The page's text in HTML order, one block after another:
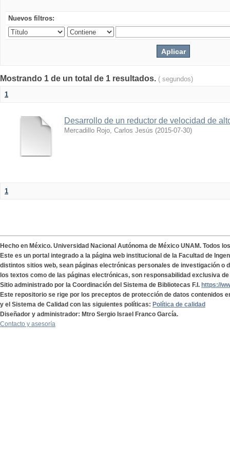
Nuevos filtros:
Mostrando 1 de un total de 1 resultados. ( segundos)
1
Desarrollo de un reductor de velocidad de
Mercadillo Rojo, Carlos Jesús (2015-07-30)
1
Hecho en México. Universidad Nacional Autónoma de México UNAM. Todos
Este es un portal integrado a la página web institucional de la Facultad de
distintos sitios web, sean páginas electrónicas personales de investigación o
los textos como de las páginas electrónicas, son responsabilidad exclusiva
Sitio administrado por la Coordinación del Sistema de Bibliotecas F.I. https://
Este repositorio se rige por los preceptos de protección de datos contenidos
y el Sistema de Calidad con las siguientes políticas: Política de calidad
Diseñador y administrador: Mtro Sergio Israel Franco García.
Contacto y asesoría